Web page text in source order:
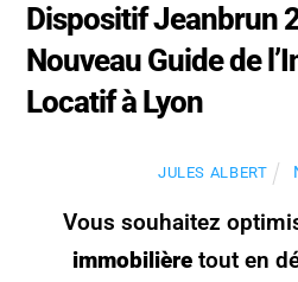
Dispositif Jeanbrun
Nouveau Guide de
Locatif à Lyon
JULES ALBERT
Vous souhaitez
immobilière tout en